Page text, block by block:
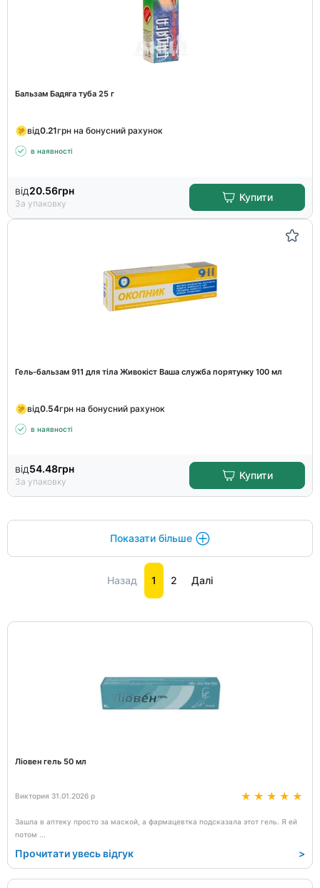
Бальзам Бадяга туба 25 г
від0.21грн на бонусний рахунок
в наявності
від20.56грн
За упаковку
Купити
Гель-бальзам 911 для тіла Живокіст Ваша служба порятунку 100 мл
від0.54грн на бонусний рахунок
в наявності
від54.48грн
За упаковку
Купити
Показати більше
Назад 1 2 Далі
Ліовен гель 50 мл
Виктория 31.01.2026 р
Зашла в аптеку просто за маской, а фармацевтка подсказала этот гель. Я ей
потом
Прочитати увесь відгук >